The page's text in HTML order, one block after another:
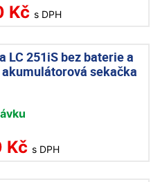
Kč s DPH
LC 251iS bez baterie a
sekačka
Kč s DPH